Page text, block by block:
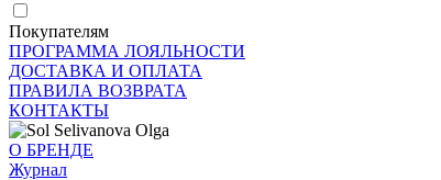
Покупателям
ПРОГРАММА ЛОЯЛЬНОСТИ
ДОСТАВКА И ОПЛАТА
ПРАВИЛА ВОЗВРАТА
КОНТАКТЫ
О БРЕНДЕ
Журнал